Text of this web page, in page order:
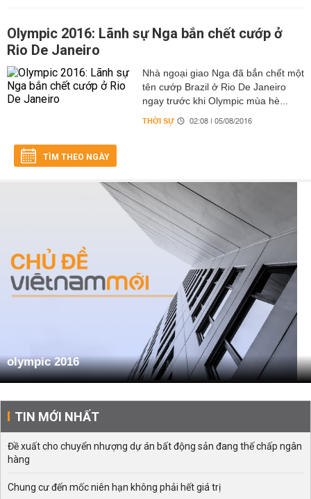
Olympic 2016: Lãnh sự Nga bắn chết cướp ở
Rio De Janeiro
Nhà ngoại giao Nga đã bắn chết một
tên cướp Brazil ở Rio De Janeiro
ngay trước khi Olympic mùa hè...
THỜI SỰ 02:08 | 05/08/2016
TÌM THEO NGÀY
olympic 2016
TIN MỚI NHẤT
Đề xuất cho chuyển nhượng dự án bất động sản đang thế chấp ngân
hàng
Chung cư đến mốc niên hạn không phải hết giá trị